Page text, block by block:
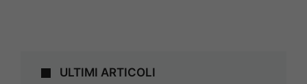
ULTIMI ARTICOLI